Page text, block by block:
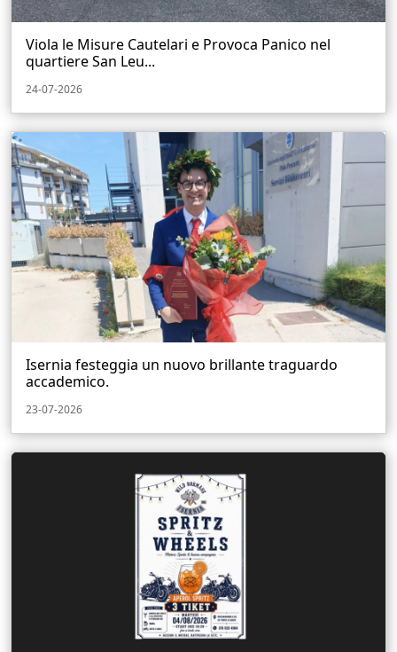
Viola le Misure Cautelari e Provoca Panico nel
quartiere San Leu...
24-07-2026
Isernia festeggia un nuovo brillante traguardo
accademico.
23-07-2026